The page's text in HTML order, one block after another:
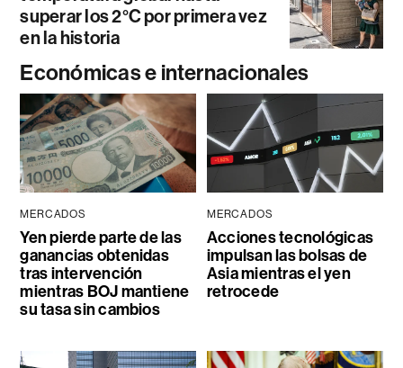
superar los 2°C por primera vez
en la historia
Económicas e internacionales
MERCADOS
Yen pierde parte de las
ganancias obtenidas
tras intervención
mientras BOJ mantiene
su tasa sin cambios
MERCADOS
Acciones tecnológicas
impulsan las bolsas de
Asia mientras el yen
retrocede